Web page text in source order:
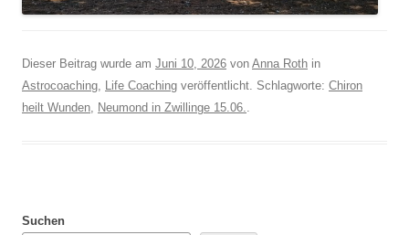
Dieser Beitrag wurde am Juni 10, 2026 von Anna Roth in
Astrocoaching, Life Coaching veröffentlicht. Schlagworte: Chiron
heilt Wunden, Neumond in Zwillinge 15.06..
Suchen